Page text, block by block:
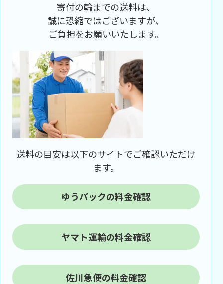
寄付の輪までの送料は、
誠に恐縮ではございますが、
ご負担をお願いいたします。
送料の目安は以下のサイトでご確認いただけ
ます。
ゆうパックの料金確認
ヤマト運輸の料金確認
佐川急便の料金確認